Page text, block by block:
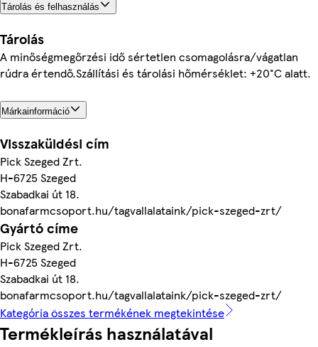
Tárolás és felhasználás
Tárolás
A minőségmegőrzési idő sértetlen csomagolásra/vágatlan
rúdra értendő.Szállítási és tárolási hőmérséklet: +20°C alatt.
Márkainformáció
Visszaküldési cím
Pick Szeged Zrt.
H-6725 Szeged
Szabadkai út 18.
bonafarmcsoport.hu/tagvallalataink/pick-szeged-zrt/
Gyártó címe
Pick Szeged Zrt.
H-6725 Szeged
Szabadkai út 18.
bonafarmcsoport.hu/tagvallalataink/pick-szeged-zrt/
Kategória összes termékének megtekintése
Termékleírás használatával